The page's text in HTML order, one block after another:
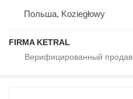
Польша, Koziegłowy
FIRMA KETRAL